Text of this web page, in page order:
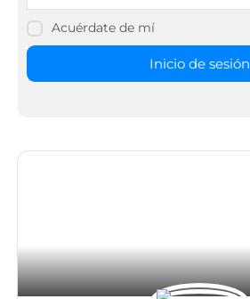
Acuérdate de mí
Inicio de sesión